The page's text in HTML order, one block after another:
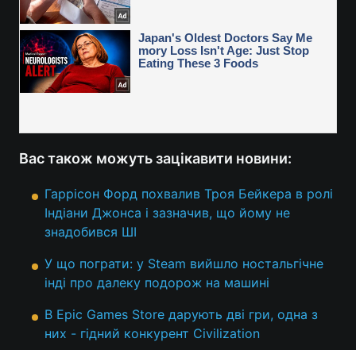
Вас також можуть зацікавити новини:
Гаррісон Форд похвалив Троя Бейкера в ролі
Індіани Джонса і зазначив, що йому не
знадобився ШІ
У що пограти: у Steam вийшло ностальгічне
інді про далеку подорож на машині
В Epic Games Store дарують дві гри, одна з
них - гідний конкурент Civilization